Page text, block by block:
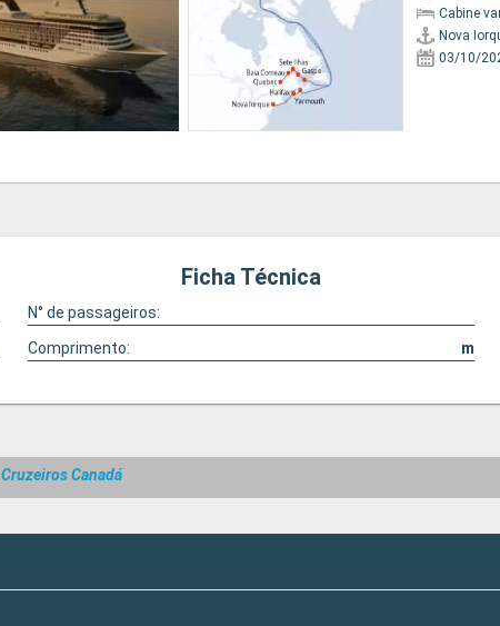
Cabine
Nova
03/10/
Ficha Técnica
N° de passageiros:
Comprimento: m
Cruzeiros Canadá